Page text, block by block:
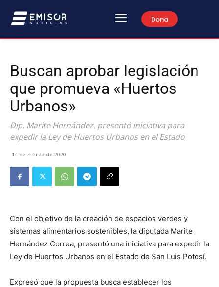
Dona
Buscan aprobar legislación
que promueva «Huertos
Urbanos»
Dip. Marite Hernández, presentó iniciativa para
expedir la Ley de Huertos Urbanos en el Estado
14 de marzo de 2020
Con el objetivo de la creación de espacios verdes y
sistemas alimentarios sostenibles, la diputada Marite
Hernández Correa, presentó una iniciativa para expedir la
Ley de Huertos Urbanos en el Estado de San Luis Potosí.
Expresó que la propuesta busca establecer los